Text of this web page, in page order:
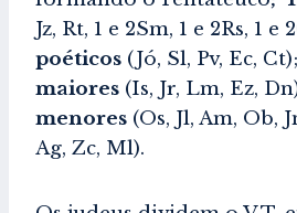
Jz, Rt, 1 e 2Sm, 1 e 2Rs, 1 e
poéticos (Jó, Sl, Pv, Ec, Ct);
maiores (Is, Jr, Lm, Ez,
menores (Os, Jl, Am, Ob,
Ag, Zc, Ml).